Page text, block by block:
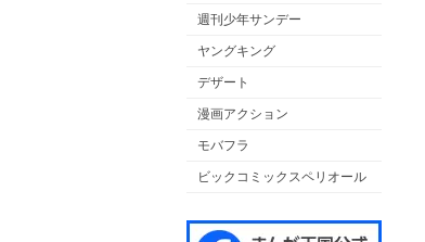
週刊少年サンデー
ヤングキング
デザート
漫画アクション
モバフラ
ビックコミックスペリオール